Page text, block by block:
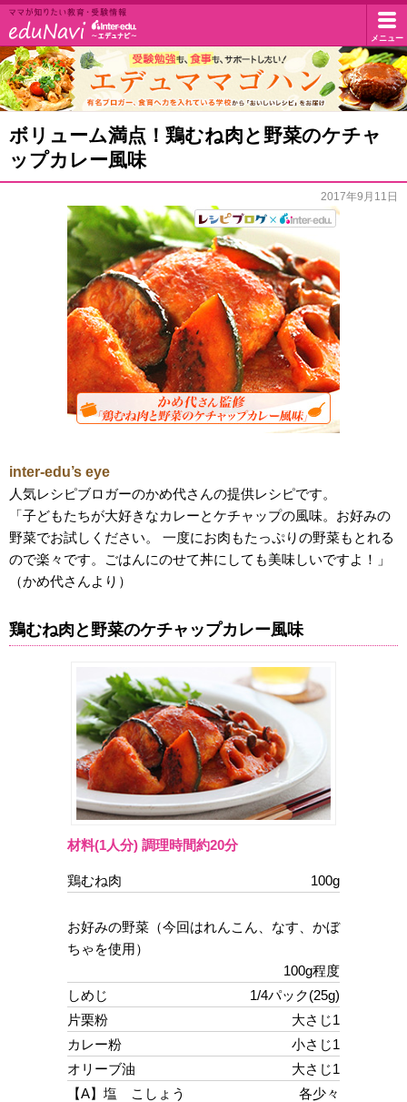
イ
ン
タ
ー
ュ・
ム
エ
デ
ナ
マ
マ
が
知
り
た
い
メニュー
エ
デ
ュ
ボリューム満点！鶏むね肉と野菜のケチャ
ップカレー風味
2017年9月11日
inter-edu’s eye
人気レシピブロガーのかめ代さんの提供レシピです。
「子どもたちが大好きなカレーとケチャップの風味。お好みの
野菜でお試しください。 一度にお肉もたっぷりの野菜もとれる
ので楽々です。ごはんにのせて丼にしても美味しいですよ！」
（かめ代さんより）
鶏むね肉と野菜のケチャップカレー風味
材料(1人分) 調理時間約20分
鶏むね肉 100g
お好みの野菜（今回はれんこん、なす、かぼ
ちゃを使用）
100g程度
しめじ
1/4パック(25g)
片栗粉
大さじ1
カレー粉
小さじ1
オリーブ油
大さじ1
【A】塩 こしょう
各少々